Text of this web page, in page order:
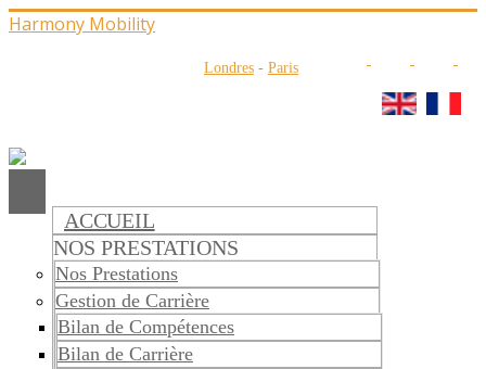
Harmony Mobility
Londres - Paris
ACCUEIL
NOS PRESTATIONS
Nos Prestations
Gestion de Carrière
Bilan de Compétences
Bilan de Carrière